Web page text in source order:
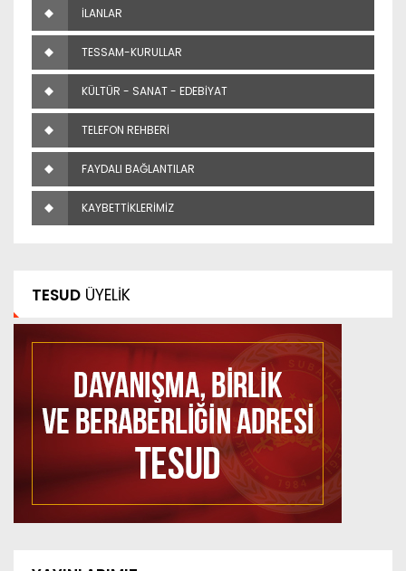
İLANLAR
TESSAM-KURULLAR
KÜLTÜR - SANAT - EDEBİYAT
TELEFON REHBERİ
FAYDALI BAĞLANTILAR
KAYBETTİKLERİMİZ
TESUD ÜYELİK